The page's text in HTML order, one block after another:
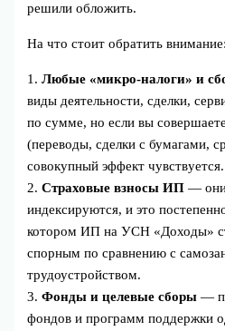
решили обложить.
На что стоит обратить внимание:
1.Любые «микро-налоги» и
виды деятельности, сделки,
по сумме, но если вы
(переводы, сделки с бумагами,
совокупный эффект чувствуется.
2.Страховые взносы ИП — они
индексируются, и это
котором ИП на УСН «Доходы»
спорным по сравнению с
трудоустройством.
3.Фонды и целевые сборы —
фондов и программ поддержки